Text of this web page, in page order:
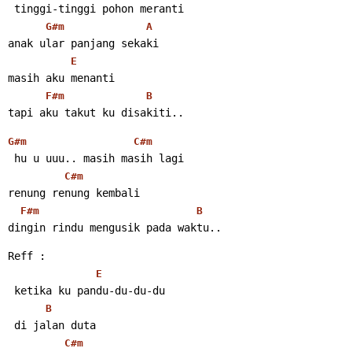
tinggi-tinggi pohon meranti
G#m A
anak ular panjang sekaki
E
masih aku menanti
F#m B
tapi aku takut ku disakiti..
G#m C#m
hu u uuu.. masih masih lagi
C#m
renung renung kembali
F#m B
dingin rindu mengusik pada waktu..
Reff :
E
ketika ku pandu-du-du-du
B
di jalan duta
C#m